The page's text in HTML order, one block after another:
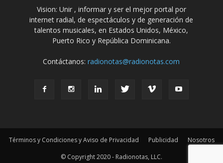
Vision: Unir , informar y ser el mejor portal por
internet radial, de espectáculos y de generación de
talentos musicales, en Estados Unidos, México,
Puerto Rico y República Dominicana.
Contáctanos:radionotas@radionotas.com
Términos y Condiciones y Aviso de Privacidad Publicidad
Nosotros
© Copyright 2020 - Radionotas, LLC.